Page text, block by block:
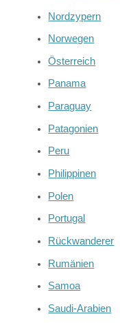
Nordzypern
Norwegen
Österreich
Panama
Paraguay
Patagonien
Peru
Philippinen
Polen
Portugal
Rückwanderer
Rumänien
Samoa
Saudi-Arabien